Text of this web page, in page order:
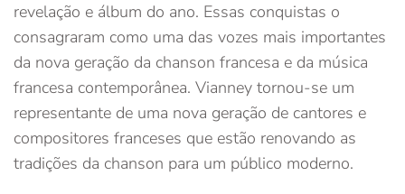
revelação e álbum do ano. Essas conquistas o
consagraram como uma das vozes mais importantes
da nova geração da chanson francesa e da música
francesa contemporânea. Vianney tornou-se um
representante de uma nova geração de cantores e
compositores franceses que estão renovando as
tradições da chanson para um público moderno.